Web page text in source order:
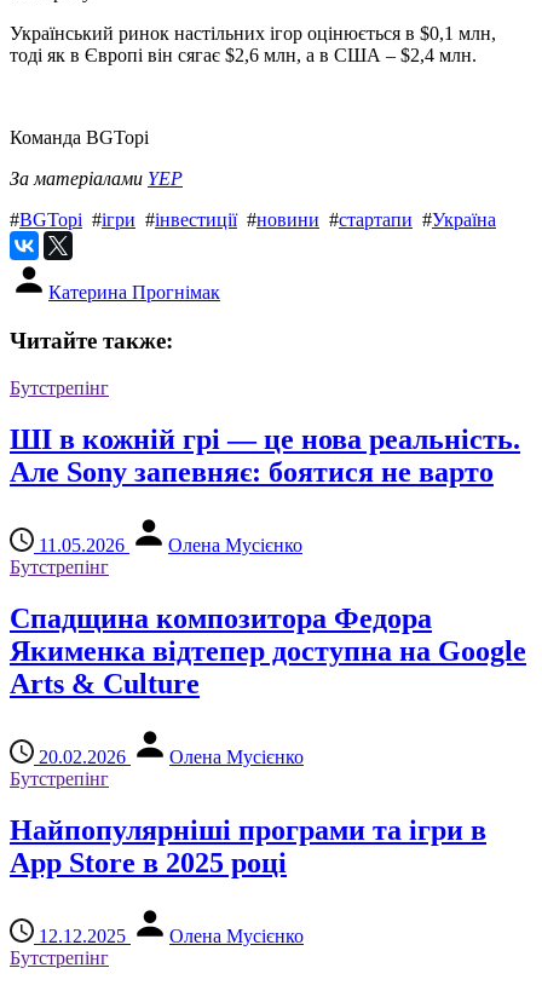
Український ринок настільних ігор оцінюється в $0,1 млн,
тоді як в Європі він сягає $2,6 млн, а в США – $2,4 млн.
Команда BGTopi
За матеріалами YEP
#BGTopi #ігри #інвестиції#новини #стартапи #Україна
Катерина Прогнімак
Читайте также:
Бутстрепінг
ШІ в кожній грі — це нова реальність.
Але Sony запевняє: боятися не варто
11.05.2026
Олена Мусієнко
Бутстрепінг
Спадщина композитора Федора
Якименка відтепер доступна на Google
Arts & Culture
20.02.2026
Олена Мусієнко
Бутстрепінг
Найпопулярніші програми та ігри в
App Store в 2025 році
12.12.2025
Олена Мусієнко
Бутстрепінг